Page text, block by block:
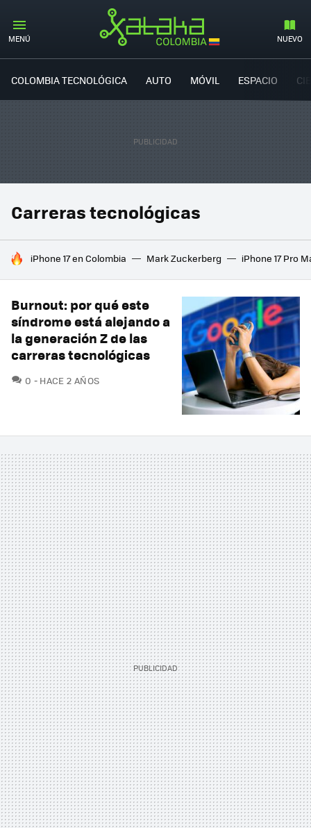
MENÚ NUEVO
COLOMBIA TECNOLÓGICA AUTO MÓVIL ESPACIO
Carreras tecnológicas
HOY SE HABLA DE
iPhone 17 en Colombia Mark Zuckerberg iPhone 17 Pro
Burnout: por qué este
síndrome está alejando a
la generación Z de las
carreras tecnológicas
0 COMENTARIOS
HACE 2 AÑOS